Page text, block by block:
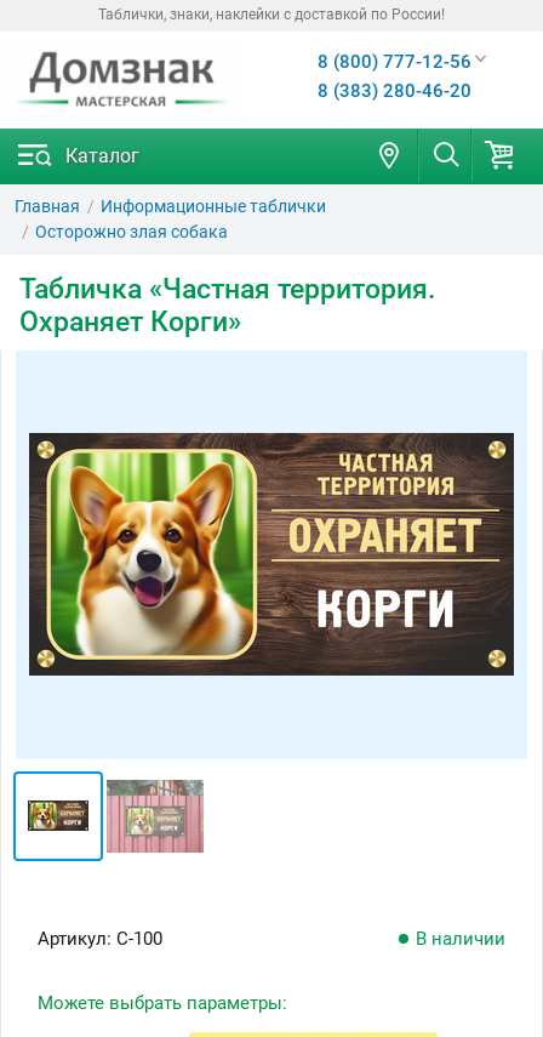
Таблички, знаки, наклейки с доставкой по России!
8 (800) 777-12-56
8 (383) 280-46-20
Каталог
Главная
Информационные таблички
Осторожно злая собака
Табличка «Частная территория.
Охраняет Корги»
Артикул: С-100 В наличии
Можете выбрать параметры: